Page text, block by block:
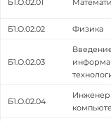
Б1.О.02.01
Б1.О.02.02 Физика
Б1.О.02.03
Б1.О.02.04